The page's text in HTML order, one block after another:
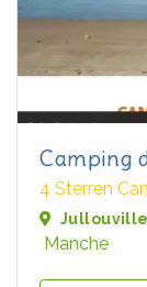
Camping
4 Sterren
Jullouville
Manche